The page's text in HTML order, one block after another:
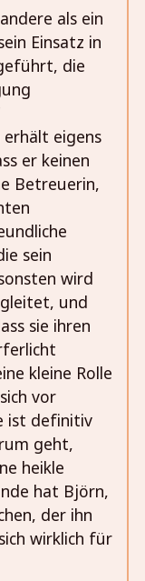
als ein
Einsatz in
die
eigens
er keinen
Betreuerin,
sein
wird
und
sie ihren
kleine Rolle
vor
ist definitiv
geht,
heikle
hat Björn,
der ihn
wirklich für